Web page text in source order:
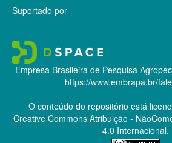
Suportado por
Empresa Brasileira de Pesquisa
https://www.embrapa.br/
O conteúdo do repositório está
Creative CommonsAtribuição -
4.0 Internacional.